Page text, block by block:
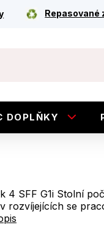
Repasované
DOPLŇKY
4 SFF G1i Stolní
rozvíjejících se